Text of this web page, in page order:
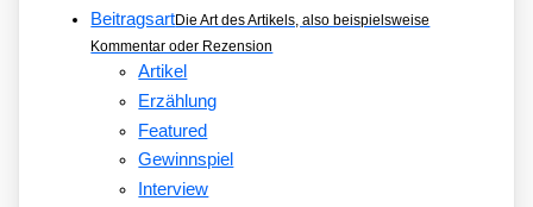
BeitragsartDie Art des Artikels, also beispielsweise
Kommentar oder Rezension
Artikel
Erzählung
Featured
Gewinnspiel
Interview